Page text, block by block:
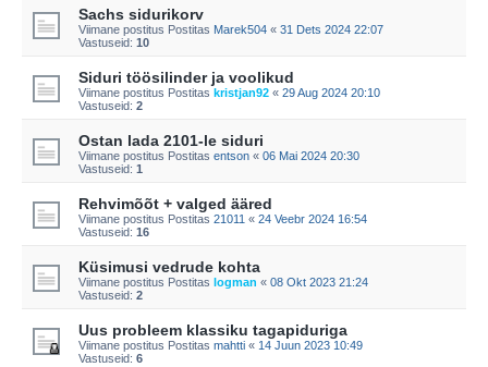
Sachs sidurikorv
Viimane postitus Postitas Marek504 « 31 Dets 2024 22:07
Vastuseid: 10
Siduri töösilinder ja voolikud
Viimane postitus Postitas kristjan92 « 29 Aug 2024 20:10
Vastuseid: 2
Ostan lada 2101-le siduri
Viimane postitus Postitas entson « 06 Mai 2024 20:30
Vastuseid: 1
Rehvimõõt + valged ääred
Viimane postitus Postitas 21011 « 24 Veebr 2024 16:54
Vastuseid: 16
Küsimusi vedrude kohta
Viimane postitus Postitas logman « 08 Okt 2023 21:24
Vastuseid: 2
Uus probleem klassiku tagapiduriga
Viimane postitus Postitas mahtti « 14 Juun 2023 10:49
Vastuseid: 6